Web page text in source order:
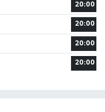
20:00
20:00
20:00
20:00